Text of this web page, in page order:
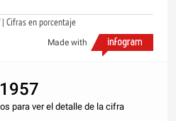
| Cifras en porcentaje
Made with
para ver el detalle de la cifra